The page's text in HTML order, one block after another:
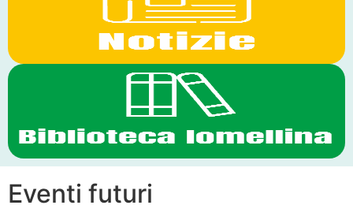
Eventi futuri